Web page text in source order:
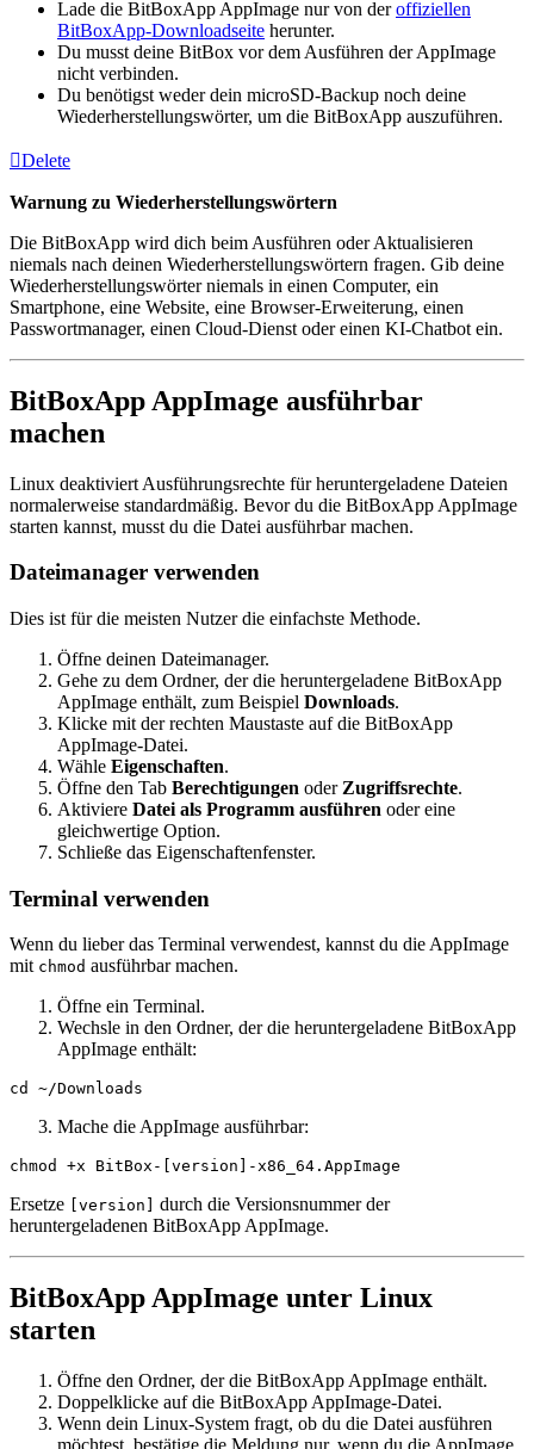
Lade die BitBoxApp AppImage nur von deroffiziellen
BitBoxApp-Downloadseite herunter.
Du musst deine BitBox vor dem Ausführen der AppImage
nicht verbinden.
Du benötigst weder dein microSD-Backup noch deine
Wiederherstellungswörter, um die BitBoxApp auszuführen.
Delete
Warnung zu Wiederherstellungswörtern
Die BitBoxApp wird dich beim Ausführen oder Aktualisieren
niemals nach deinen Wiederherstellungswörtern fragen. Gib deine
Wiederherstellungswörter niemals in einen Computer, ein
Smartphone, eine Website, eine Browser-Erweiterung, einen
Passwortmanager, einen Cloud-Dienst oder einen KI-Chatbot ein.
BitBoxApp AppImage ausführbar
machen
Linux deaktiviert Ausführungsrechte für heruntergeladene Dateien
normalerweise standardmäßig. Bevor du die BitBoxApp AppImage
starten kannst, musst du die Datei ausführbar machen.
Dateimanager verwenden
Dies ist für die meisten Nutzer die einfachste Methode.
Öffne deinen Dateimanager.
Gehe zu dem Ordner, der die heruntergeladene BitBoxApp
AppImage enthält, zum Beispiel Downloads.
Klicke mit der rechten Maustaste auf die BitBoxApp
AppImage-Datei.
Wähle Eigenschaften.
Öffne den Tab Berechtigungen oder Zugriffsrechte.
Aktiviere Datei als Programm ausführen oder eine
gleichwertige Option.
Schließe das Eigenschaftenfenster.
Terminal verwenden
Wenn du lieber das Terminal verwendest, kannst du die AppImage
mit chmod ausführbar machen.
Öffne ein Terminal.
Wechsle in den Ordner, der die heruntergeladene BitBoxApp
AppImage enthält:
cd ~/Downloads
Mache die AppImage ausführbar:
chmod +x BitBox-[version]-x86_64.AppImage
Ersetze [version]
durch die Versionsnummer der
heruntergeladenen BitBoxApp AppImage.
BitBoxApp AppImage unter Linux
starten
Öffne den Ordner, der die BitBoxApp AppImage enthält.
Doppelklicke auf die BitBoxApp AppImage-Datei.
Wenn dein Linux-System fragt, ob du die Datei ausführen